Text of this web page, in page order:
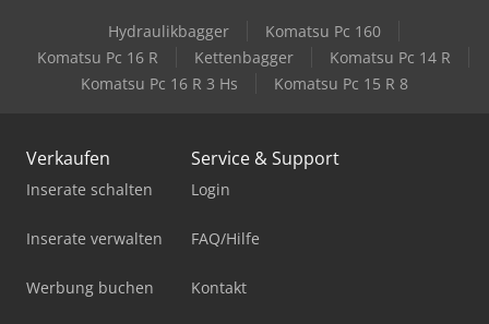
Hydraulikbagger
Komatsu Pc 160
Komatsu Pc 16 R
Kettenbagger
Komatsu Pc 14 R
Komatsu Pc 16 R 3 Hs
Komatsu Pc 15 R 8
Verkaufen
Inserate schalten
Inserate verwalten
Werbung buchen
Service & Support
Login
FAQ/Hilfe
Kontakt